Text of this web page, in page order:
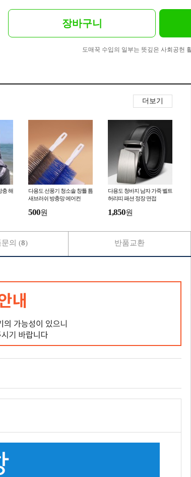
장바구니
도매꾹 수입의 일부는 뜻깊은 사회공헌
더보기
충 해
다용도 선풍기 청소솔 창틀 틈
새브러쉬 방충망 에어컨
500원
다용도 청바지 남자 가죽 벨트
허리띠 패션 정장 면접
1,850원
문의 (8) 반품교환